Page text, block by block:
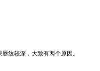
纹较深，大致有两个原因。